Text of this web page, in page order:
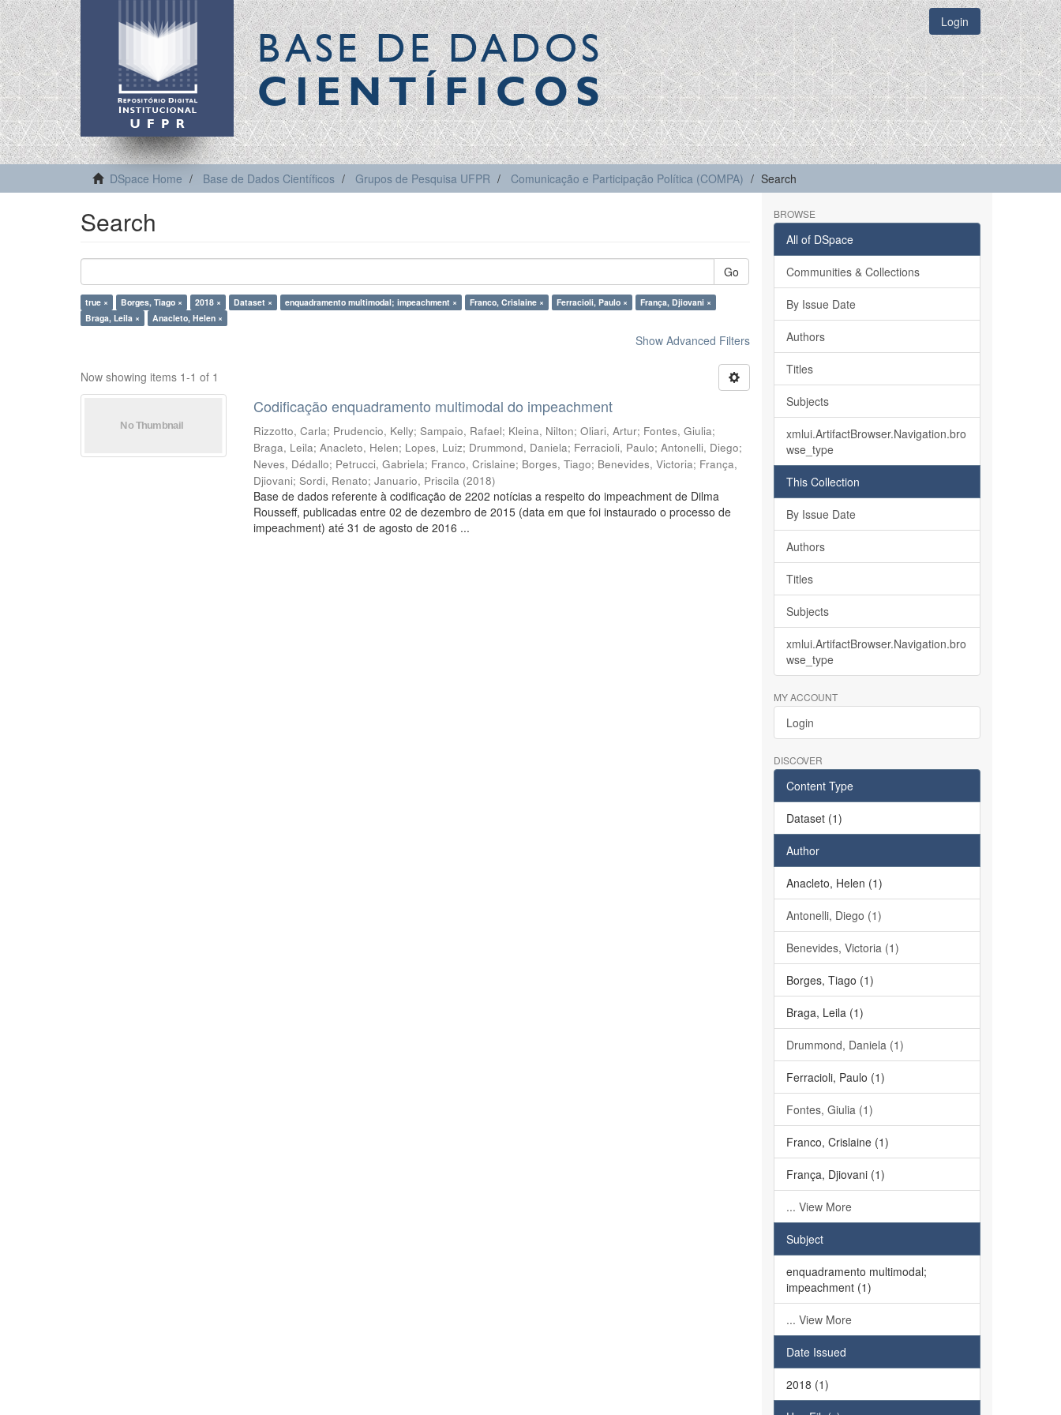
BASE DE DADOS
CIENTÍFICOS
Login
DSpace Home Base de Dados Científicos Grupos de Pesquisa UFPR Comunicação e Participação Política (COMPA) Search
Search
Go
true × Borges, Tiago × 2018 × Dataset × enquadramento multimodal; impeachment × Franco, Crislaine × Ferracioli, Paulo ×
França, Djiovani ×
Braga, Leila ×
Anacleto, Helen ×
Show Advanced Filters
Now showing items 1-1 of 1
Codificação enquadramento multimodal do impeachment
Rizzotto, Carla; Prudencio, Kelly;Sampaio, Rafael; Kleina, Nilton;Oliari, Artur; Fontes, Giulia;
Braga, Leila;Anacleto, Helen; Lopes, Luiz; Drummond, Daniela; Ferracioli, Paulo;Antonelli, Diego;
Neves, Dédallo; Petrucci, Gabriela; Franco, Crislaine; Borges, Tiago; Benevides, Victoria; França,
Djiovani;Sordi, Renato;Januario, Priscila (2018)
Base de dados referente à codificação de 2202 notícias a respeito do impeachment de Dilma
Rousseff, publicadas entre 02 de dezembro de 2015 (data em que foi instaurado o processo de
impeachment) até 31 de agosto de 2016 ...
BROWSE
All of DSpace
Communities & Collections
By Issue Date
Authors
Titles
Subjects
xmlui.ArtifactBrowser.Navigation.bro
wse_type
This Collection
By Issue Date
Authors
Titles
Subjects
xmlui.ArtifactBrowser.Navigation.bro
wse_type
MY ACCOUNT
Login
DISCOVER
Content Type
Dataset (1)
Author
Anacleto, Helen (1)
Antonelli, Diego (1)
Benevides, Victoria (1)
Borges, Tiago (1)
Braga, Leila (1)
Drummond, Daniela (1)
Ferracioli, Paulo (1)
Fontes, Giulia (1)
Franco, Crislaine (1)
França, Djiovani (1)
... View More
Subject
enquadramento multimodal;
impeachment (1)
... View More
Date Issued
2018 (1)